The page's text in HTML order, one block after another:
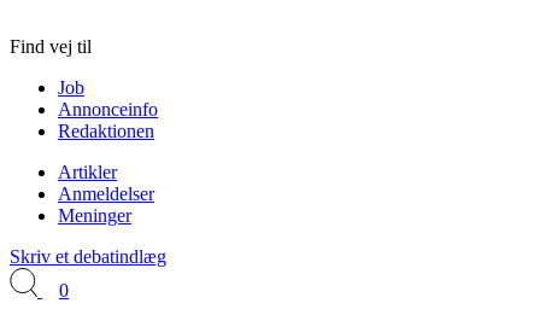
Find vej til
Job
Annonceinfo
Redaktionen
Artikler
Anmeldelser
Meninger
Skriv et debatindlæg
0